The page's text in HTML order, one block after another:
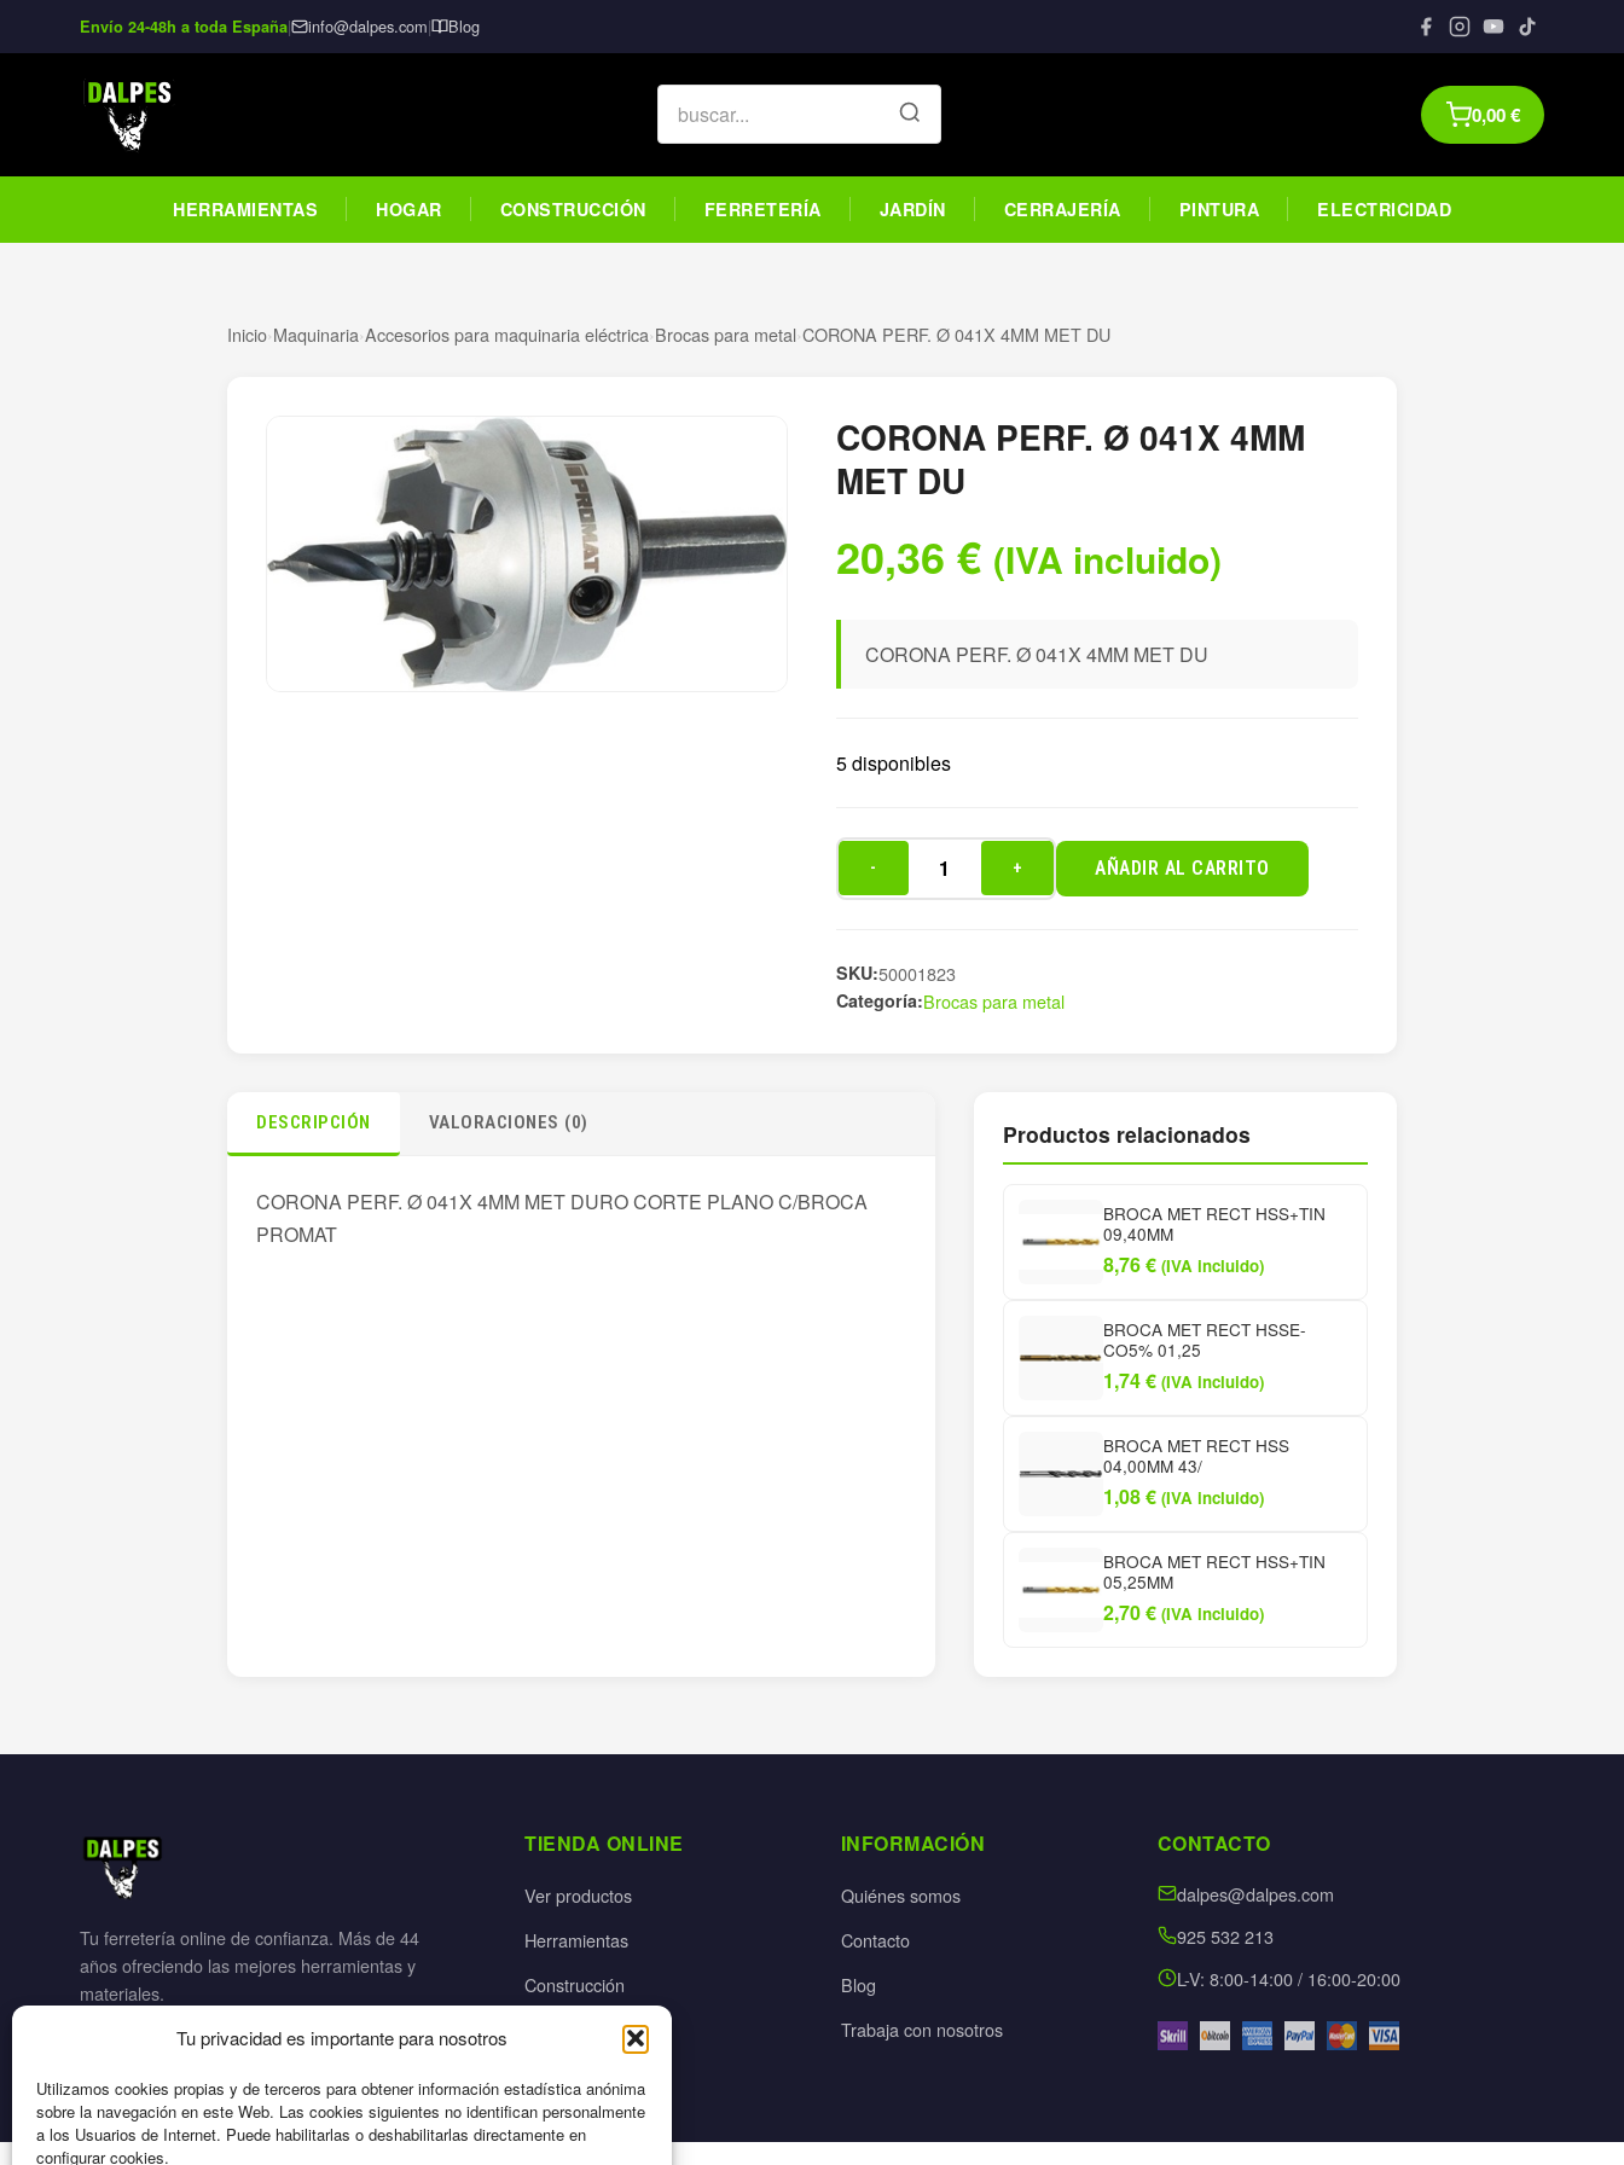
Tu privacidad es importante para nosotros
Utilizamos cookies propias y de terceros para obtener información estadística anónima
sobre la navegación en este Web. Las cookies siguientes no identifican personalmente
a los Usuarios de Internet. Puede habilitarlas o deshabilitarlas directamente en
configurar cookies.
Envío 24-48h a toda España| info@dalpes.com| Blog
0,00€
HERRAMIENTAS HOGAR CONSTRUCCIÓN FERRETERÍA JARDÍN CERRAJERÍA PINTURA ELECTRICIDAD
Inicio›Maquinaria›Accesorios para maquinaria eléctrica›Brocas para metal›CORONA PERF. Ø 041X 4MM MET DU
CORONA PERF. Ø 041X 4MM
MET DU
20,36 € (IVA incluido)
CORONA PERF. Ø 041X 4MM MET DU
5 disponibles
041X
4MM
- + AÑADIR AL CARRITO
SKU:50001823
Categoría:Brocas para metal
DESCRIPCIÓN VALORACIONES (0)
CORONA PERF. Ø 041X 4MM MET DURO CORTE PLANO C/BROCA
PROMAT
Productos relacionados
BROCA MET RECT HSS+TIN
09,40MM
8,76€ (IVA incluido)
BROCA MET RECT HSSE-
CO5% 01,25
1,74€ (IVA incluido)
BROCA MET RECT HSS
04,00MM 43/
1,08€ (IVA incluido)
BROCA MET RECT HSS+TIN
05,25MM
2,70€ (IVA incluido)
Tu ferretería online de confianza. Más de 44
años ofreciendo las mejores herramientas y
materiales.
TIENDA ONLINE
Ver productos
Herramientas
Construcción
INFORMACIÓN
Quiénes somos
Contacto
Blog
Trabaja con nosotros
CONTACTO
dalpes@dalpes.com
925 532 213
L-V: 8:00-14:00 / 16:00-20:00